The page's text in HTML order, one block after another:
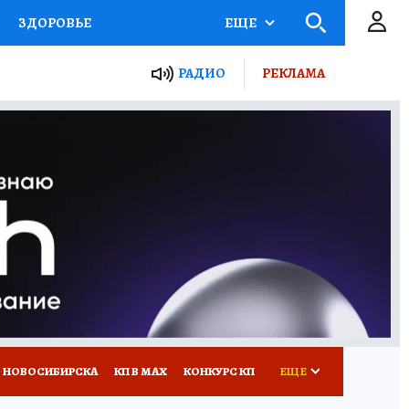
ЗДОРОВЬЕ
Я ЗНАЮ СЕМЬЯ
ЕЩЕ
РАДИО РЕКЛАМА
КП В МАХ КОНКУРС КП ЕЩЕ